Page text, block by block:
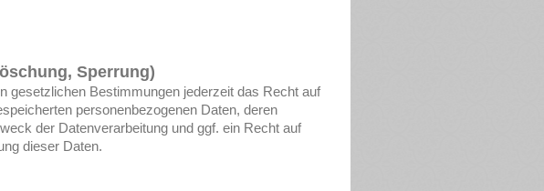
Sperrung)
gesetzlichen Bestimmungen jederzeit das Recht auf
personenbezogenen Daten, deren
der Datenverarbeitung und ggf. ein Recht auf
dieser Daten.